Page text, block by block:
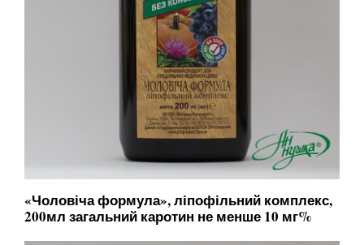
«Чоловіча формула», ліпофільний комплекс,
200мл загальний каротин не менше 10 мг%